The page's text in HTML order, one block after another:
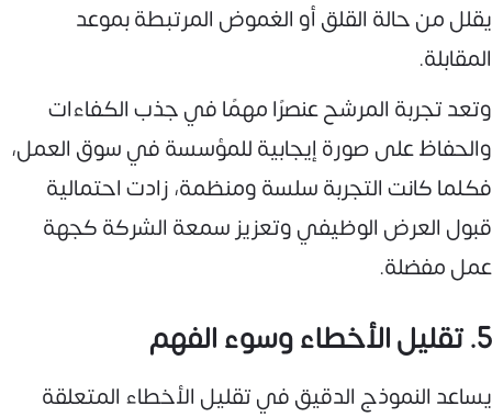
يقلل من حالة القلق أو الغموض المرتبطة بموعد
المقابلة.
وتعد تجربة المرشح عنصرًا مهمًا في جذب الكفاءات
والحفاظ على صورة إيجابية للمؤسسة في سوق العمل،
فكلما كانت التجربة سلسة ومنظمة، زادت احتمالية
قبول العرض الوظيفي وتعزيز سمعة الشركة كجهة
عمل مفضلة.
5. تقليل الأخطاء وسوء الفهم
يساعد النموذج الدقيق في تقليل الأخطاء المتعلقة